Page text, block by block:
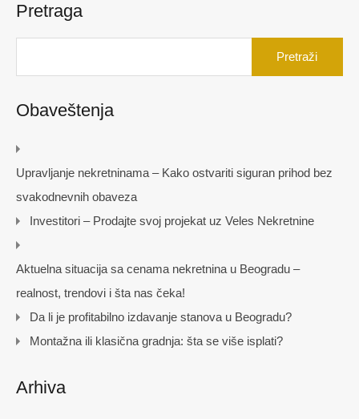
Pretraga
Obaveštenja
Upravljanje nekretninama – Kako ostvariti siguran prihod bez
svakodnevnih obaveza
Investitori – Prodajte svoj projekat uz Veles Nekretnine
Aktuelna situacija sa cenama nekretnina u Beogradu –
realnost, trendovi i šta nas čeka!
Da li je profitabilno izdavanje stanova u Beogradu?
Montažna ili klasična gradnja: šta se više isplati?
Arhiva